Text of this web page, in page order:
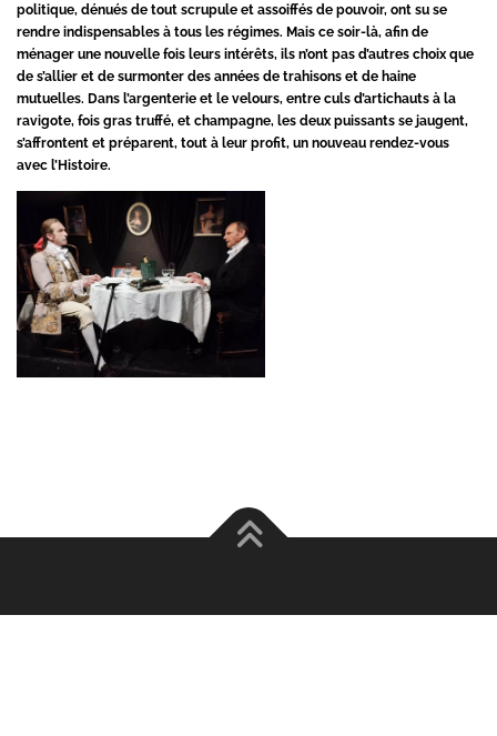
politique, dénués de tout scrupule et assoiffés de pouvoir, ont su se
rendre indispensables à tous les régimes. Mais ce soir-là, afin de
ménager une nouvelle fois leurs intérêts, ils n’ont pas d’autres choix que
de s’allier et de surmonter des années de trahisons et de haine
mutuelles. Dans l’argenterie et le velours, entre culs d’artichauts à la
ravigote, fois gras truffé, et champagne, les deux puissants se jaugent,
s’affrontent et préparent, tout à leur profit, un nouveau rendez-vous
avec l’Histoire.